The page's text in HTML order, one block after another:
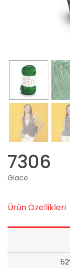
7306
Glace
Ürün Özellikleri